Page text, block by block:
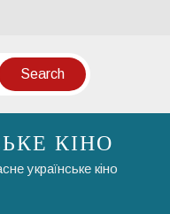
КІНО
українське кіно